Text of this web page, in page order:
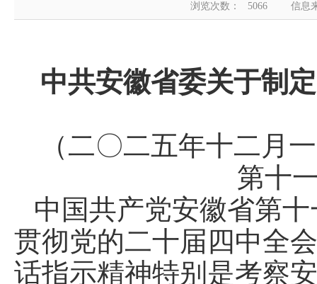
浏览次数： 5066 信息
中共安徽省委关于制
（二〇二五年十二月
第十
中国共产党安徽省第
贯彻党的二十届四中全
话指示精神特别是考察